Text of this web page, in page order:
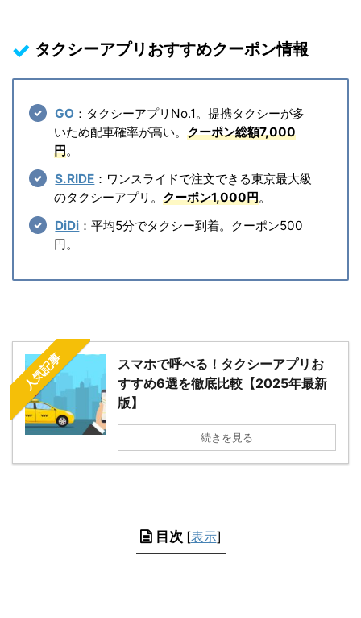
タクシーアプリおすすめクーポン情報
GO ：タクシーアプリNo.1。提携タクシーが多
いため配車確率が高い。 クーポン総額7,000
円。
S.RIDE ：ワンスライドで注文できる東京最大級
のタクシーアプリ。 クーポン1,000円。
DiDi ：平均5分でタクシー到着。クーポン500
円。
人気記事
スマホで呼べる！タクシーアプリお
すすめ6選を徹底比較【2025年最新
版】
続きを見る
目次 [表示]